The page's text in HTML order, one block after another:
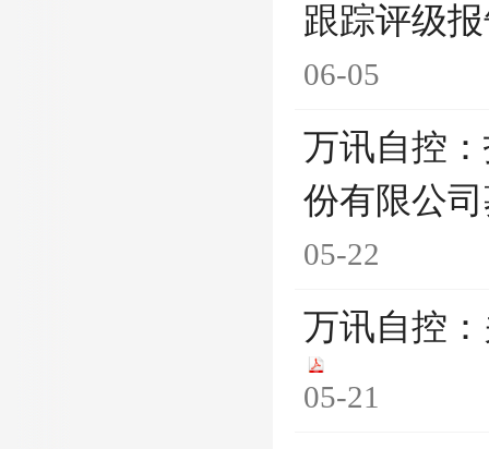
跟踪评级
06-05
万讯自控
份有限公
05-22
万讯自控
05-21